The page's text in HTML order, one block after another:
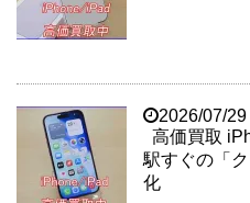
2026/07/29
高価買取
駅すぐの「
化